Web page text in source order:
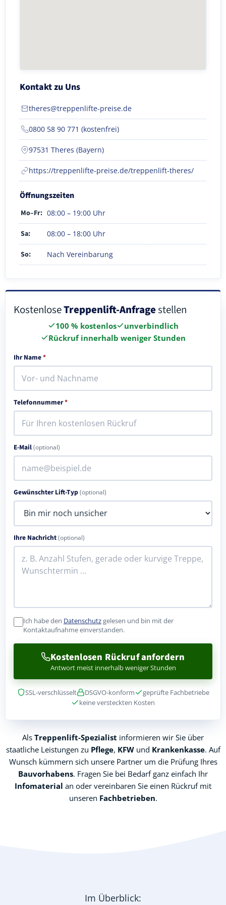
Kontakt zu Uns
theres@treppenlifte-preise.de
0800 58 90 771 (kostenfrei)
97531 Theres (Bayern)
https://treppenlifte-preise.de/treppenlift-theres/
Öffnungszeiten
Mo–Fr: 08:00 – 19:00 Uhr
Sa: 08:00 – 18:00 Uhr
So: Nach Vereinbarung
KostenloseTreppenlift-Anfragestellen
100 % kostenlos
unverbindlich
Rückruf innerhalb weniger Stunden
Ihr Name*
Telefonnummer*
E-Mail(optional)
Gewünschter Lift-Typ(optional)
Ihre Nachricht(optional)
Ich habe den Datenschutzgelesen und bin mit der
Kontaktaufnahme einverstanden.
Kostenlosen Rückruf anfordern
Antwort meist innerhalb weniger Stunden
SSL-verschlüsselt DSGVO-konform
geprüfte Fachbetriebe
keine versteckten Kosten
Als Treppenlift-Spezialist informieren wir Sie über
staatliche Leistungen zu Pflege, KFWund Krankenkasse. Auf
Wunsch kümmern sich unsere Partner um die Prüfung Ihres
Bauvorhabens. Fragen Sie bei Bedarf ganz einfach Ihr
Infomaterial an oder vereinbaren Sie einen Rückruf mit
unseren Fachbetrieben.
Im Überblick: